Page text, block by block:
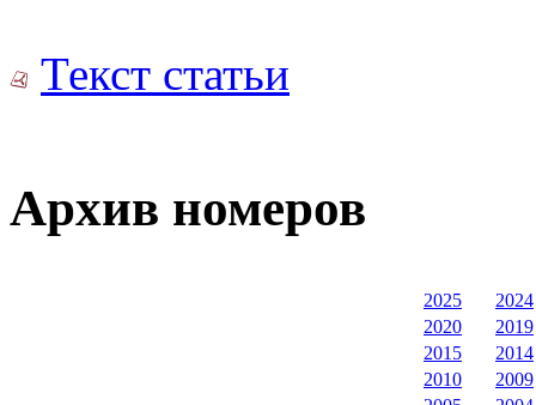
Текст статьи
Архив номеров
2025
2024
2020
2019
2015
2014
2010
2009